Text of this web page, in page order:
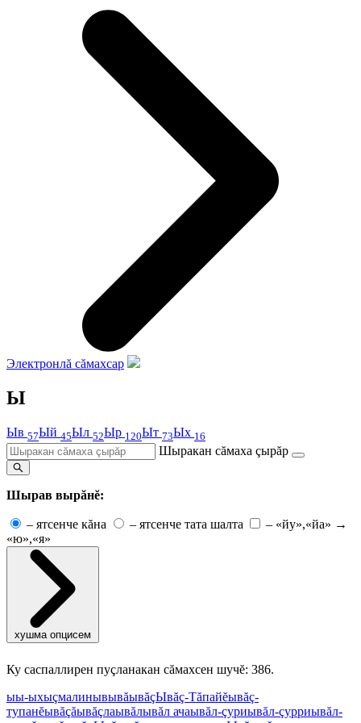
Электронлă сăмахсар
Ы
Ыв 57Ый 45Ыл 52Ыр 120Ыт 73Ых 16
Шыракан сăмаха çырăр
Шырав вырăнĕ:
– ятсенче кăна – ятсенче тата шалта – «йу»,«йа» →
«ю»,«я»
хушма опцисем
Ку саспаллирен пуçланакан сăмахсен шучĕ: 386.
ыы-ыхыçмалинывывăывăçЫвăç-Тăпайĕывăç-
тупанĕывăçăывăçлаывăлывăл ачаывăл-çуриывăл-çурриывăл-